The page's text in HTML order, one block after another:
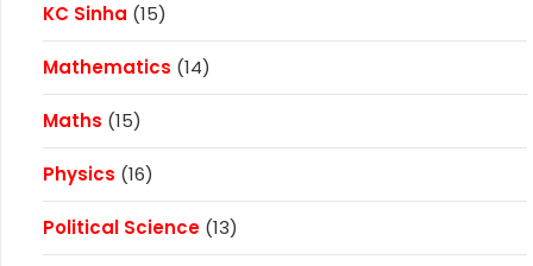
KC Sinha (15)
Mathematics (14)
Maths (15)
Physics (16)
Political Science (13)